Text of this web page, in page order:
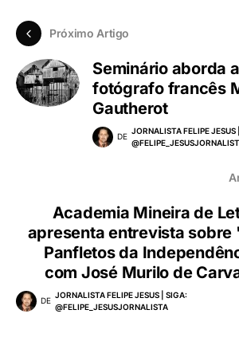
Próximo Artigo
Seminário aborda
fotógrafo francês
Gautherot
DE
JORNALISTA FELIPE JESUS
Academia Mineira de
apresenta entrevista sobre
Panfletos da
com José Murilo de
DE
JORNALISTA FELIPE JESUS | SIGA:
@FELIPE_JESUSJORNALISTA